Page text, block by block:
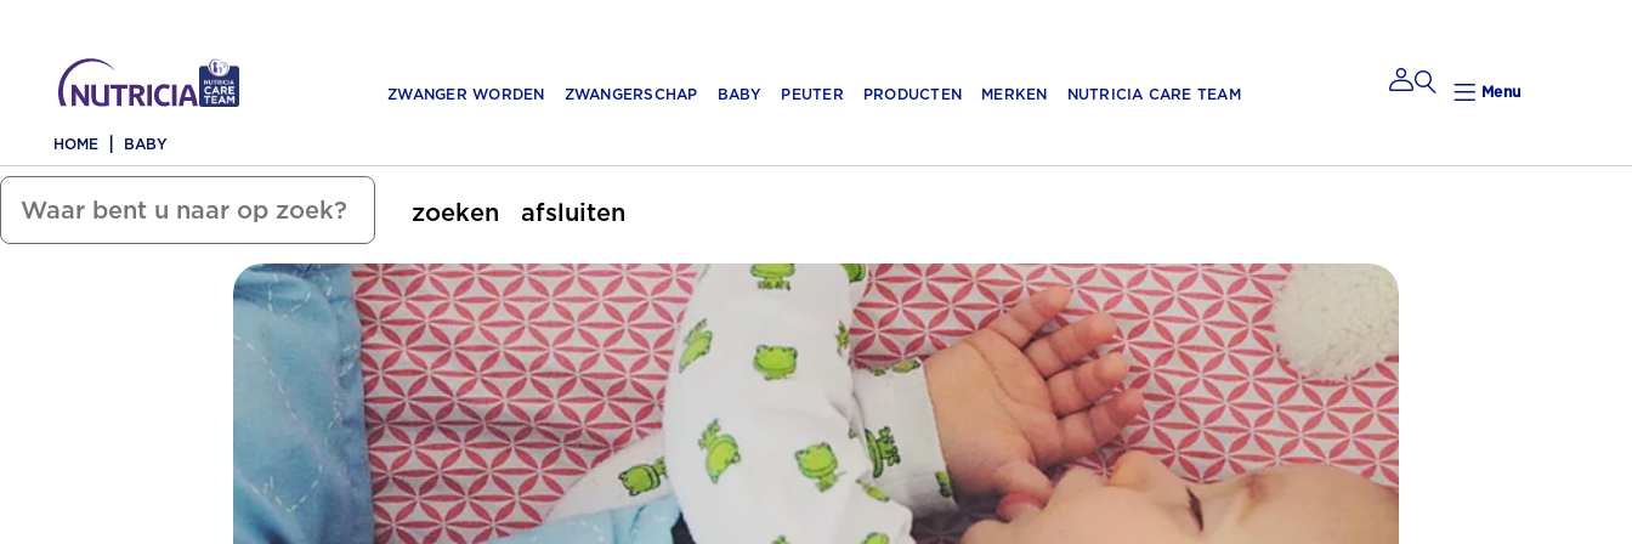
ZWANGER WORDEN ZWANGERSCHAP BABY PEUTER PRODUCTEN MERKEN NUTRICIA CARE TEAM
Nutricia
Mijn Nutricia
Mijn
gegevens
Mijn privacy
Menu
zoeken afsluiten
HOME BABY